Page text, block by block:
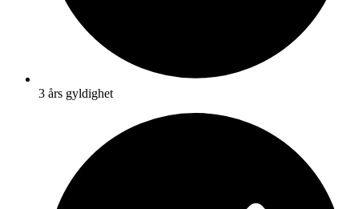
3 års gyldighet